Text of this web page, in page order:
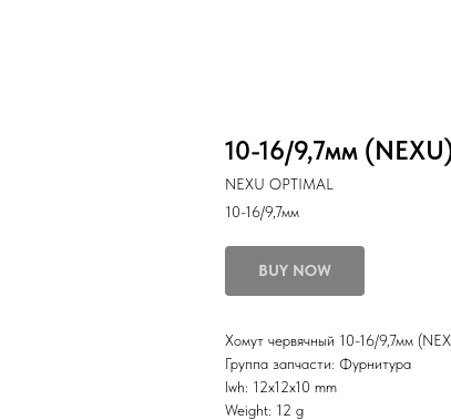
10-16/9,7мм
NEXU OPTIMAL
10-16/9,7мм
BUY NOW
Хомут червячный 10-16/9,7мм
Группа запчасти: Фурнитура
lwh: 12x12x10 mm
Weight: 12 g